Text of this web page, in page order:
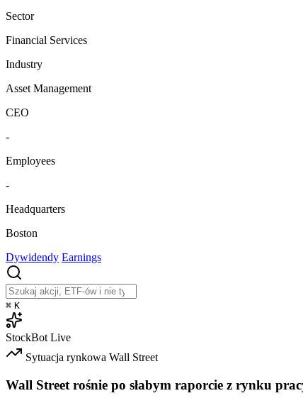
Sector
Financial Services
Industry
Asset Management
CEO
-
Employees
-
Headquarters
Boston
Dywidendy Earnings
⌘ K
StockBot Live
Sytuacja rynkowa Wall Street
Wall Street rośnie po słabym raporcie z rynku